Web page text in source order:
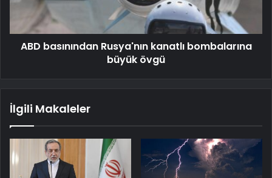
ABD basınından Rusya'nın kanatlı bombalarına
büyük övgü
İlgili Makaleler